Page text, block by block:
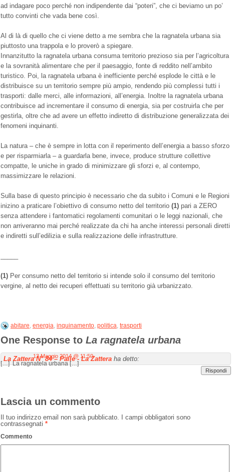
ad indagare poco perché non indipendente dai “poteri”, che ci beviamo un po’
tutto convinti che vada bene così.
Al di là di quello che ci viene detto a me sembra che la ragnatela urbana sia
piuttosto una trappola e lo proverò a spiegare.
Innanzitutto la ragnatela urbana consuma territorio prezioso sia per l’agricoltura
e la sovranità alimentare che per il paesaggio, fonte di reddito nell’ambito
turistico. Poi, la ragnatela urbana è inefficiente perché esplode le città e le
distribuisce su un territorio sempre più ampio, rendendo più complessi tutti i
trasporti: dalle merci, alle informazioni, all’energia. Inoltre la ragnatela urbana
contribuisce ad incrementare il consumo di energia, sia per costruirla che per
gestirla, oltre che ad avere un effetto indiretto di distribuzione generalizzata dei
fenomeni inquinanti.
La natura – che è sempre in lotta con il reperimento dell’energia a basso sforzo
e per risparmiarla – a guardarla bene, invece, produce strutture collettive
compatte, le uniche in grado di minimizzare gli sforzi e, al contempo,
massimizzare le relazioni.
Sulla base di questo principio è necessario che da subito i Comuni e le Regioni
inizino a praticare l’obiettivo di consumo netto del territorio (1) pari a ZERO
senza attendere i fantomatici regolamenti comunitari o le leggi nazionali, che
non arriveranno mai perché realizzate da chi ha anche interessi personali diretti
e indiretti sull’edilizia e sulla realizzazione delle infrastrutture.
(1) Per consumo netto del territorio si intende solo il consumo del territorio
vergine, al netto dei recuperi effettuati su territorio già urbanizzato.
abitare, energia, inquinamento, politica, trasporti
One Response to La ragnatela urbana
La Zattera N° 84 – Palle - La Zattera ha detto:
13 Maggio 2014 @ 11:50
[…] La ragnatela urbana […]
Rispondi
Lascia un commento
Il tuo indirizzo email non sarà pubblicato. I campi obbligatori sono
contrassegnati *
Commento